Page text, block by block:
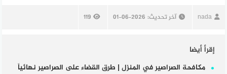
nada آخر تحديث: 2026-06-01
119
إقرأ أيضا
مكافحة الصراصير في المنزل | طرق القضاء على الصراصير نهائياً